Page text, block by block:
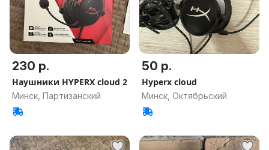
230 р.
Наушники HYPERX cloud 2
Минск, Партизанский
50 р.
Hyperx cloud
Минск, Октябрьский